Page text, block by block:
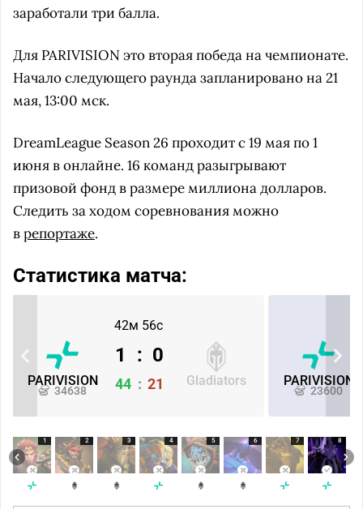
заработали три балла.
Для PARIVISION это вторая победа на чемпионате.
Начало следующего раунда запланировано на 21
мая, 13:00 мск.
DreamLeague Season 26 проходит с 19 мая по 1
июня в онлайне. 16 команд разыгрывают
призовой фонд в размере миллиона долларов.
Следить за ходом соревнования можно
врепортаже.
Статистика матча:
42м 56с
PARIVISION
34638
Gladiators
1 : 0
44 : 21 PARIVISION
23600
1 2 3 4 5 6 7 8